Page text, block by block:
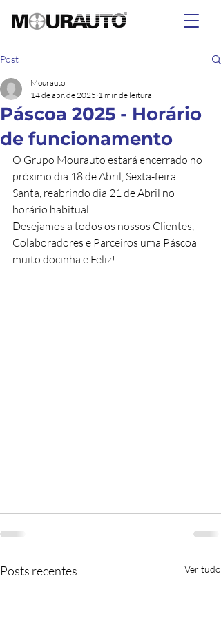
Post
Páscoa 2025 - Horário
de funcionamento
Mourauto
14 de abr. de 2025 1 min de leitura
O Grupo Mourauto estará encerrado no
próximo dia 18 de Abril, Sexta-feira
Santa, reabrindo dia 21 de Abril no
horário habitual.
Desejamos a todos os nossos Clientes,
Colaboradores e Parceiros uma Páscoa
muito docinha e Feliz!
Posts recentes Ver tudo